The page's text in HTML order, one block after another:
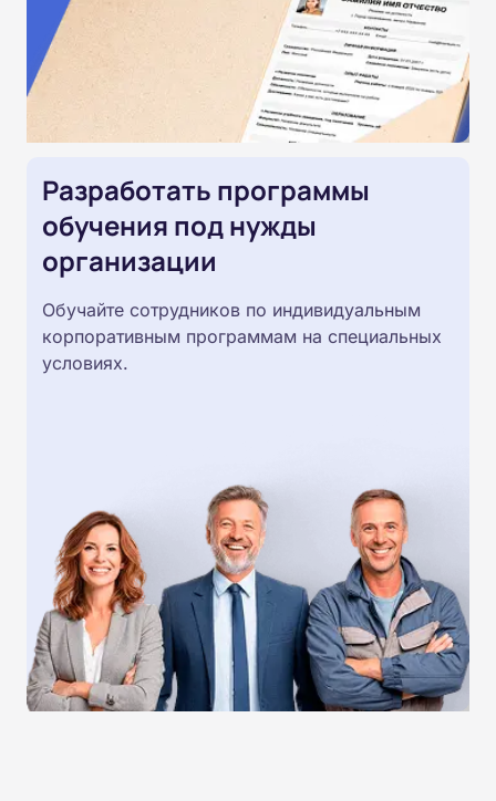
Разработать программы
обучения под нужды
организации
Обучайте сотрудников по индивидуальным
корпоративным программам на специальных
условиях.